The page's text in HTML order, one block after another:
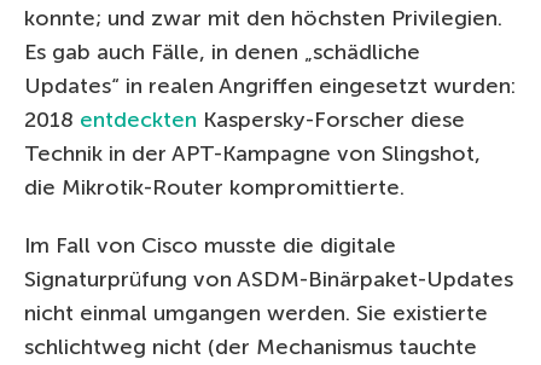
konnte; und zwar mit den höchsten Privilegien.
Es gab auch Fälle, in denen „schädliche
Updates“ in realen Angriffen eingesetzt wurden:
2018 entdeckten Kaspersky-Forscher diese
Technik in der APT-Kampagne von Slingshot,
die Mikrotik-Router kompromittierte.
Im Fall von Cisco musste die digitale
Signaturprüfung von ASDM-Binärpaket-Updates
nicht einmal umgangen werden. Sie existierte
schlichtweg nicht (der Mechanismus tauchte